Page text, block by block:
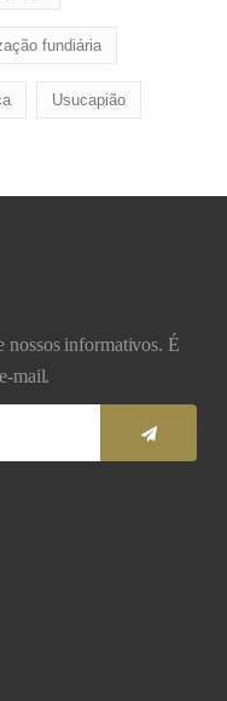
fundiária
Usucapião
nossos informativos. É
mail.